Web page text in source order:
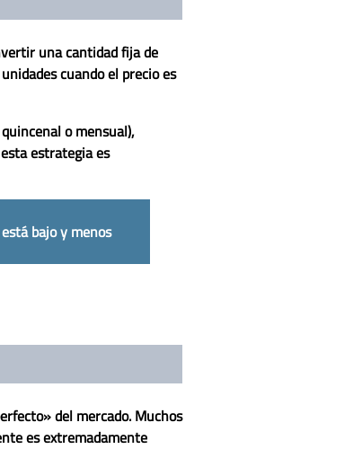
una cantidad fija de
cuando el precio es
o mensual),
estrategia es
bajo y menos
del mercado. Muchos
es extremadamente